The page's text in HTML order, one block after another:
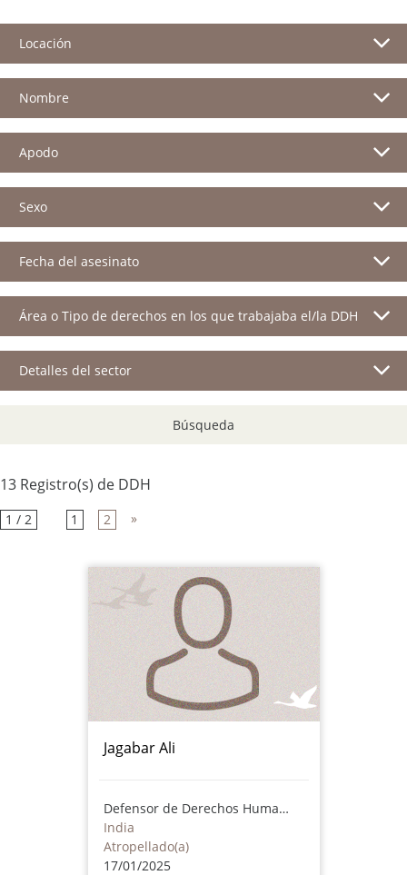
Locación
Nombre
Apodo
Sexo
Fecha del asesinato
Área o Tipo de derechos en los que trabajaba el/la DDH
Detalles del sector
Búsqueda
13 Registro(s) de DDH
1 / 2 1 2 »
Jagabar Ali
Defensor de Derechos Humanos
India
Atropellado(a)
17/01/2025